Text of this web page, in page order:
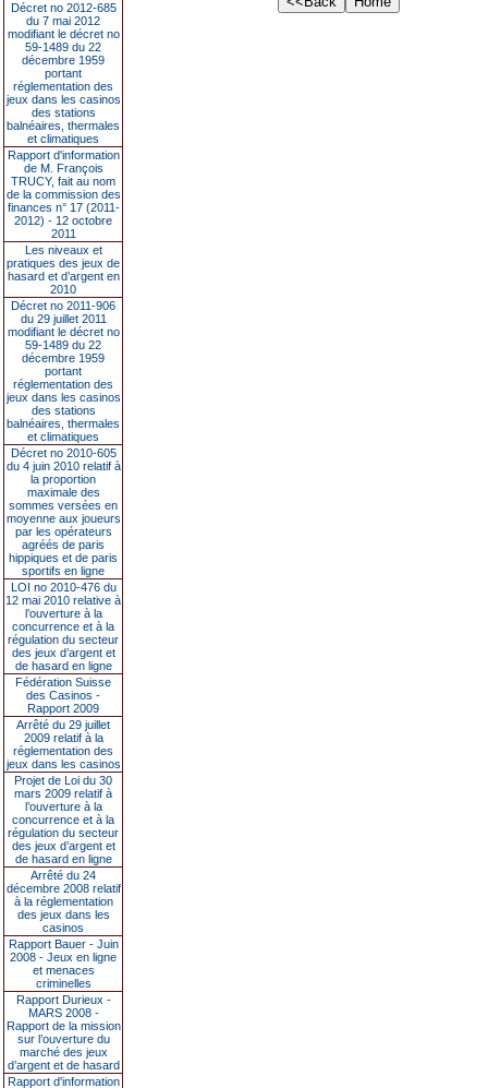
Décret no 2012-685
du 7 mai 2012
modifiant le décret no
59-1489 du 22
décembre 1959
portant
réglementation des
jeux dans les casinos
des stations
balnéaires, thermales
et climatiques
Rapport d'information
de M. François
TRUCY, fait au nom
de la commission des
finances n° 17 (2011-
2012) - 12 octobre
2011
Les niveaux et
pratiques des jeux de
hasard et d’argent en
2010
Décret no 2011-906
du 29 juillet 2011
modifiant le décret no
59-1489 du 22
décembre 1959
portant
réglementation des
jeux dans les casinos
des stations
balnéaires, thermales
et climatiques
Décret no 2010-605
du 4 juin 2010 relatif à
la proportion
maximale des
sommes versées en
moyenne aux joueurs
par les opérateurs
agréés de paris
hippiques et de paris
sportifs en ligne
LOI no 2010-476 du
12 mai 2010 relative à
l’ouverture à la
concurrence et à la
régulation du secteur
des jeux d’argent et
de hasard en ligne
Fédération Suisse
des Casinos -
Rapport 2009
Arrêté du 29 juillet
2009 relatif à la
réglementation des
jeux dans les casinos
Projet de Loi du 30
mars 2009 relatif à
l’ouverture à la
concurrence et à la
régulation du secteur
des jeux d’argent et
de hasard en ligne
Arrêté du 24
décembre 2008 relatif
à la réglementation
des jeux dans les
casinos
Rapport Bauer - Juin
2008 - Jeux en ligne
et menaces
criminelles
Rapport Durieux -
MARS 2008 -
Rapport de la mission
sur l’ouverture du
marché des jeux
d’argent et de hasard
Rapport d'information